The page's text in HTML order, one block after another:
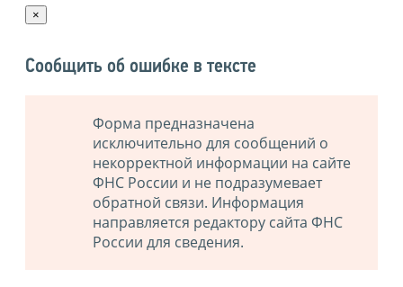
×
Сообщить об ошибке в тексте
Форма предназначена
исключительно для сообщений о
некорректной информации на сайте
ФНС России и не подразумевает
обратной связи. Информация
направляется редактору сайта ФНС
России для сведения.